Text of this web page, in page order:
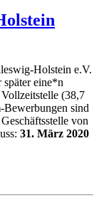
Holstein e.V.
eine*n
(38,7
Bewerbungen sind
von
31. März 2020